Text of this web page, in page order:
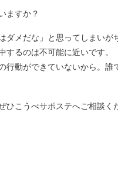
ますか？
ダメだな」と思ってしまいが
るのは不可能に近いです。
行動ができていないから。誰
こうべサポステへご相談く